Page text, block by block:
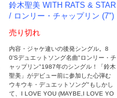
鈴木聖美 WITH RATS & STAR
/ ロンリー・チャップリン (7")
売り切れ
内容・ジャケ違いの後発シングル。8
0'Sデュエットソング名曲"ロンリー・チ
ャップリン"1987年のシングル！「鈴木
聖美」がデビュー前に参加した心弾む
ウキウキ・デュエットソング"もしかし
て、I LOVE YOU (MAYBE,I LOVE YO